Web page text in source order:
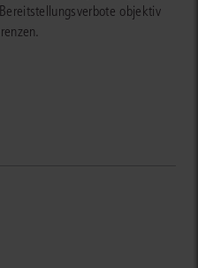
objektiv